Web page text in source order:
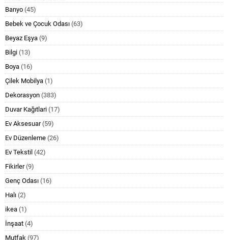
Banyo (45)
Bebek ve Çocuk Odası (63)
Beyaz Eşya (9)
Bilgi (13)
Boya (16)
Çilek Mobilya (1)
Dekorasyon (383)
Duvar Kağıtlari (17)
Ev Aksesuar(59)
Ev Düzenleme (26)
Ev Tekstil (42)
Fikirler(9)
Genç Odası (16)
Halı (2)
ikea (1)
İnşaat (4)
Mutfak (97)